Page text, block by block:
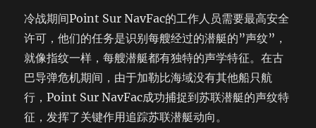
冷战期间Point Sur NavFac的工作人员需要最高安全
许可，他们的任务是识别每艘经过的潜艇的”声纹”，
就像指纹一样，每艘潜艇都有独特的声学特征。在古
巴导弹危机期间，由于加勒比海域没有其他船只航
行，Point Sur NavFac成功捕捉到苏联潜艇的声纹特
征，发挥了关键作用追踪苏联潜艇动向。